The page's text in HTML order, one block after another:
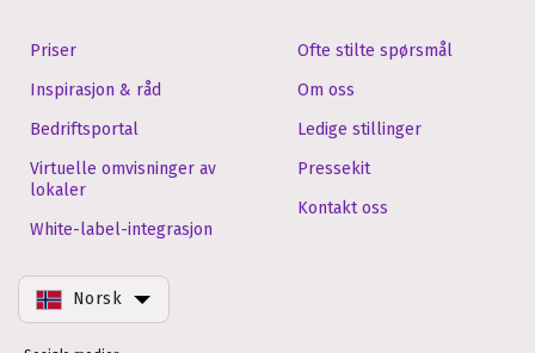
Priser
Inspirasjon & råd
Bedriftsportal
Virtuelle omvisninger av
lokaler
White-label-integrasjon
Ofte stilte spørsmål
Om oss
Ledige stillinger
Pressekit
Kontakt oss
Norsk